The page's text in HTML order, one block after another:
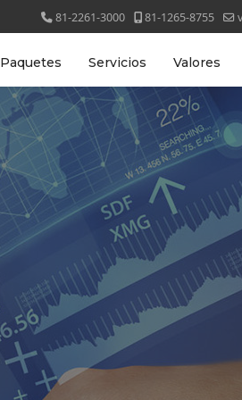
81-2261-3000 81-1265-8755
Paquetes Servicios Valores